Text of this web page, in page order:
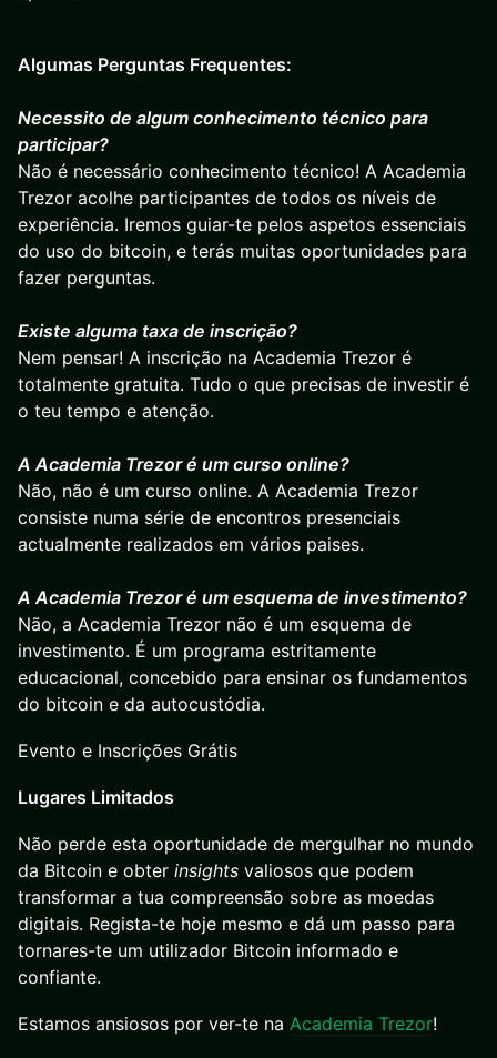
Algumas Perguntas Frequentes:
Necessito de algum conhecimento técnico para
participar?
Não é necessário conhecimento técnico! A Academia
Trezor acolhe participantes de todos os níveis de
experiência. Iremos guiar-te pelos aspetos essenciais
do uso do bitcoin, e terás muitas oportunidades para
fazer perguntas.
Existe alguma taxa de inscrição?
Nem pensar! A inscrição na Academia Trezor é
totalmente gratuita. Tudo o que precisas de investir é
o teu tempo e atenção.
A Academia Trezor é um curso online?
Não, não é um curso online. A Academia Trezor
consiste numa série de encontros presenciais
actualmente realizados em vários paises.
A Academia Trezor é um esquema de investimento?
Não, a Academia Trezor não é um esquema de
investimento. É um programa estritamente
educacional, concebido para ensinar os fundamentos
do bitcoin e da autocustódia.
Evento e Inscrições Grátis
Lugares Limitados
Não perde esta oportunidade de mergulhar no mundo
da Bitcoin e obter insights valiosos que podem
transformar a tua compreensão sobre as moedas
digitais. Regista-te hoje mesmo e dá um passo para
tornares-te um utilizador Bitcoin informado e
confiante.
Estamos ansiosos por ver-te na Academia Trezor!